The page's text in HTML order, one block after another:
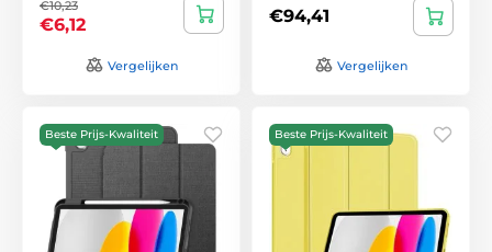
€10,23
€6,12
Vergelijken
€94,41
Vergelijken
Beste Prijs-Kwaliteit Beste Prijs-Kwaliteit